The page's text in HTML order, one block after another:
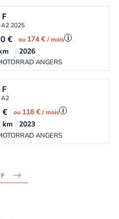
F
A2 2025
€ ou 174 €/ mois i
ANGERS
2026
F
A2
€ ou 118 €/ mois i
ANGERS
km 2023